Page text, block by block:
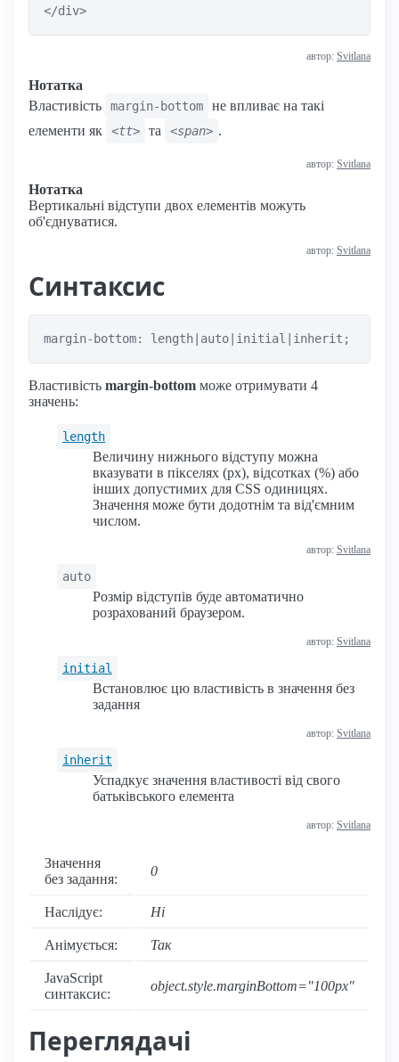
автор: Svitlana
Нотатка
Властивість
margin-bottom
не впливає на такі
елементи як
<tt> та <span> .
автор: Svitlana
Нотатка
Вертикальні відступи двох елементів можуть
об'єднуватися.
автор: Svitlana
Синтаксис
margin-bottom: length|auto|initial|inherit;
Властивість margin-bottom може отримувати 4
значень:
length
Величину нижнього відступу можна
вказувати в пікселях (px), відсотках (%) або
інших допустимих для CSS одиницях.
Значення може бути додотнім та від'ємним
числом.
автор: Svitlana
auto
Розмір відступів буде автоматично
розрахований браузером.
автор: Svitlana
initial
Встановлює цю властивість в значення без
задання
автор: Svitlana
inherit
Успадкує значення властивості від свого
батьківського елемента
автор: Svitlana
Значення
без задання:
0
Наслідує: Ні
Анімується: Так
JavaScript
синтаксис:
object.style.marginBottom="100px"
Переглядачі